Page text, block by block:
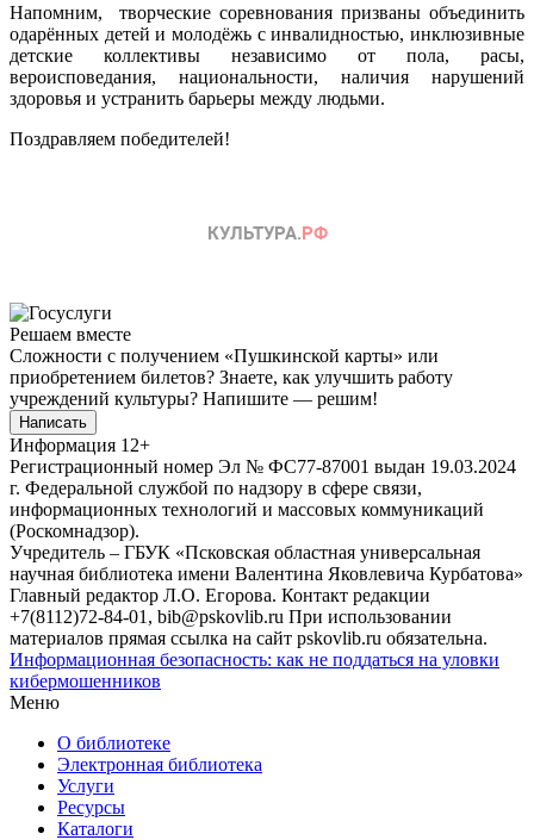
Напомним, творческие соревнования призваны объединить
одарённых детей и молодёжь с инвалидностью, инклюзивные
детские коллективы независимо от пола, расы,
вероисповедания, национальности, наличия нарушений
здоровья и устранить барьеры между людьми.
Поздравляем победителей!
Решаем вместе
Сложности с получением «Пушкинской карты» или
приобретением билетов? Знаете, как улучшить работу
учреждений культуры? Напишите — решим!
Написать
Информация 12+
Регистрационный номер Эл № ФС77-87001 выдан 19.03.2024
г. Федеральной службой по надзору в сфере связи,
информационных технологий и массовых коммуникаций
(Роскомнадзор).
Учредитель – ГБУК «Псковская областная универсальная
научная библиотека имени Валентина Яковлевича Курбатова»
Главный редактор Л.О. Егорова. Контакт редакции
+7(8112)72-84-01, bib@pskovlib.ru При использовании
материалов прямая ссылка на сайт pskovlib.ru обязательна.
Информационная безопасность: как не поддаться на уловки
кибермошенников
Меню
О библиотеке
Электронная библиотека
Услуги
Ресурсы
Каталоги